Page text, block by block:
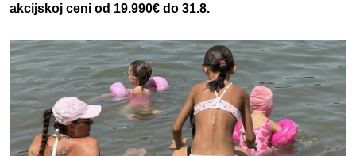
akcijskoj ceni od 19.990€ do 31.8.